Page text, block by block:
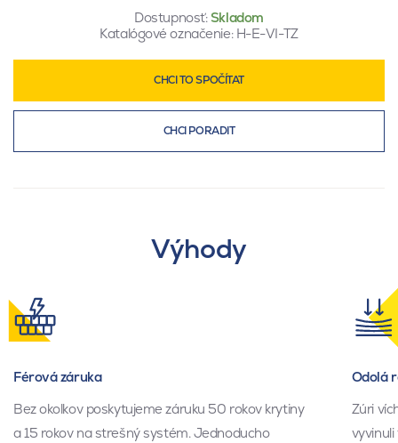
Dostupnosť:Skladom
Katalógové označenie: H-E-VI-TZ
CHCI TO SPOČÍTAT
CHCI PORADIT
Výhody
Férová záruka
Bez okolkov poskytujeme záruku 50 rokov krytiny
a 15 rokov na strešný systém. Jednoducho
Odolá
Zúri